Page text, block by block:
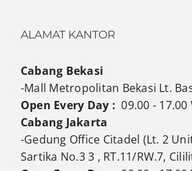
ALAMAT KANTOR
Cabang Bekasi
-Mall Metropolitan Bekasi Lt.
Open Every Day : 09.00 - 17.00
Cabang Jakarta
-Gedung Office Citadel (Lt. 2
Sartika No.3 3 , RT.11/RW.7,